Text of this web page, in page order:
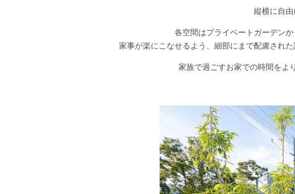
縦横に自由
各空間はプライベートガーデン
家事が楽にこなせるよう、細部にまで配慮され
家族で過ごすお家での時間をよ